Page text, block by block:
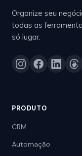
Organize seu
todas as
só lugar.
PRODUTO
CRM
Automação